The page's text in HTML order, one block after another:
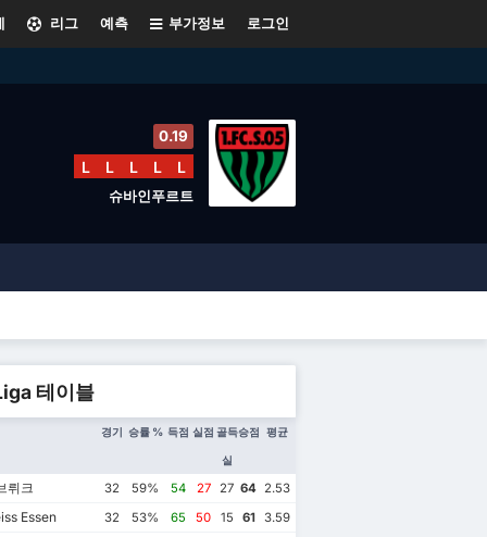
로그인
부가정보
예측
리그
0.19
L L L L L
슈바인푸르트
테이블
경기 승률 % 득점 실점 골득
실
승점 평균
뤼크 32 59% 54 27 27 64 2.53
Essen 32 53% 65 50 15 61 3.59